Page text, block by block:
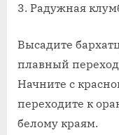
3. Радужная
Высадите
плавный переход
Начните с
переходите к
белому краям.